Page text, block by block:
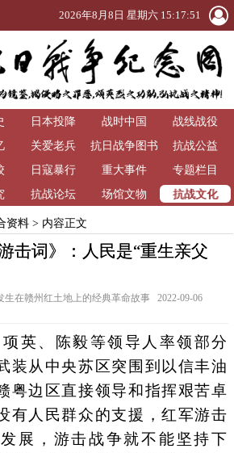
2026年8月8日 星期六 15:17:51
日本投降 战时中国
战线战役
关爱老兵
抗日战争图书
馆
抗战公益
日寇暴行 重大事件
专题栏目
抗战论坛 场馆文物 抗战文化
资料> 内容正文
击词》：人民是“重生亲父
在赣州红土地上的经典革命故事 2022-09-06
、陈毅等领导人率领部分
装从中央苏区突围到以信丰油
粤边区直接领导和指挥艰苦卓
有人民群众的支援，红军游击
展，游击战争就不能坚持下